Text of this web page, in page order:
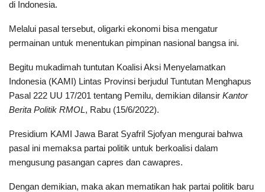
di Indonesia.
Melalui pasal tersebut, oligarki ekonomi bisa mengatur
permainan untuk menentukan pimpinan nasional bangsa ini.
Begitu mukadimah tuntutan Koalisi Aksi Menyelamatkan
Indonesia (KAMI) Lintas Provinsi berjudul Tuntutan Menghapus
Pasal 222 UU 17/201 tentang Pemilu, demikian dilansir Kantor
Berita Politik RMOL, Rabu (15/6/2022).
Presidium KAMI Jawa Barat Syafril Sjofyan mengurai bahwa
pasal ini memaksa partai politik untuk berkoalisi dalam
mengusung pasangan capres dan cawapres.
Dengan demikian, maka akan mematikan hak partai politik baru